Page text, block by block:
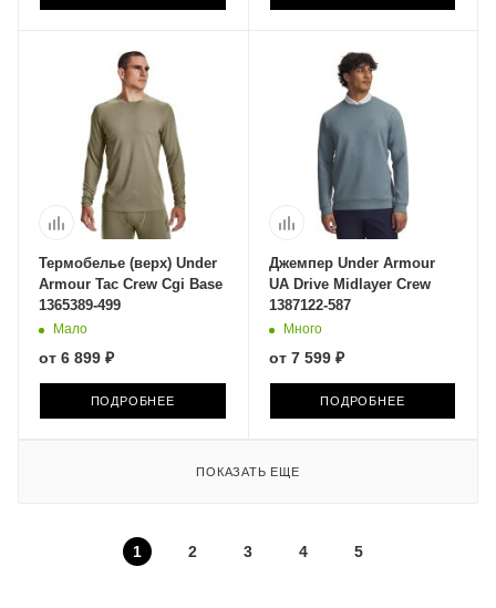
Термобелье (верх) Under
Armour Tac Crew Cgi Base
1365389-499
Мало
от 6 899 ₽
ПОДРОБНЕЕ
Джемпер Under Armour
UA Drive Midlayer Crew
1387122-587
Много
от 7 599 ₽
ПОДРОБНЕЕ
ПОКАЗАТЬ ЕЩЕ
1 2 3 4 5